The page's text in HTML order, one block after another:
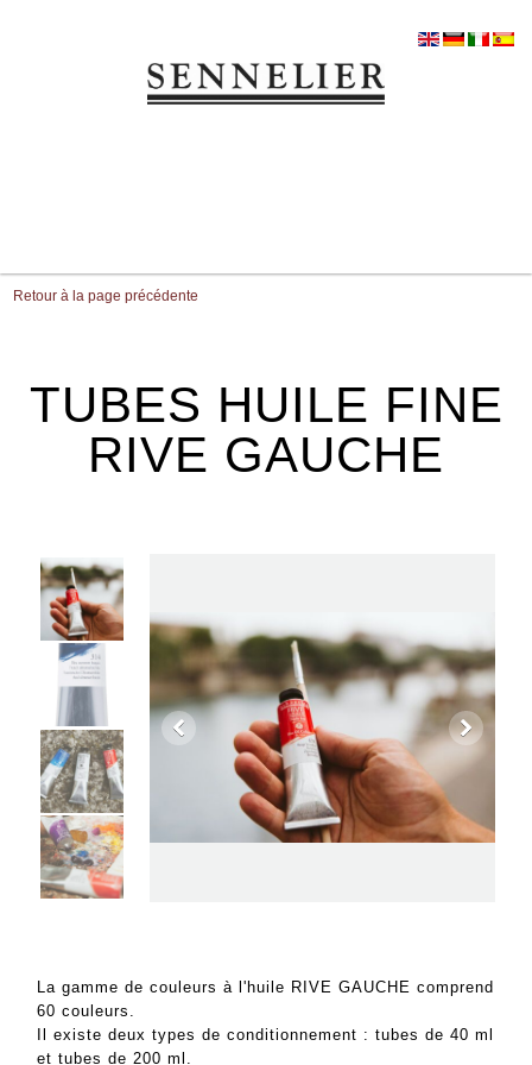
Retour à la page précédente
TUBES HUILE FINE
RIVE GAUCHE
La gamme de couleurs à l'huile RIVE GAUCHE comprend
60 couleurs.
Il existe deux types de conditionnement : tubes de 40 ml
et tubes de 200 ml.